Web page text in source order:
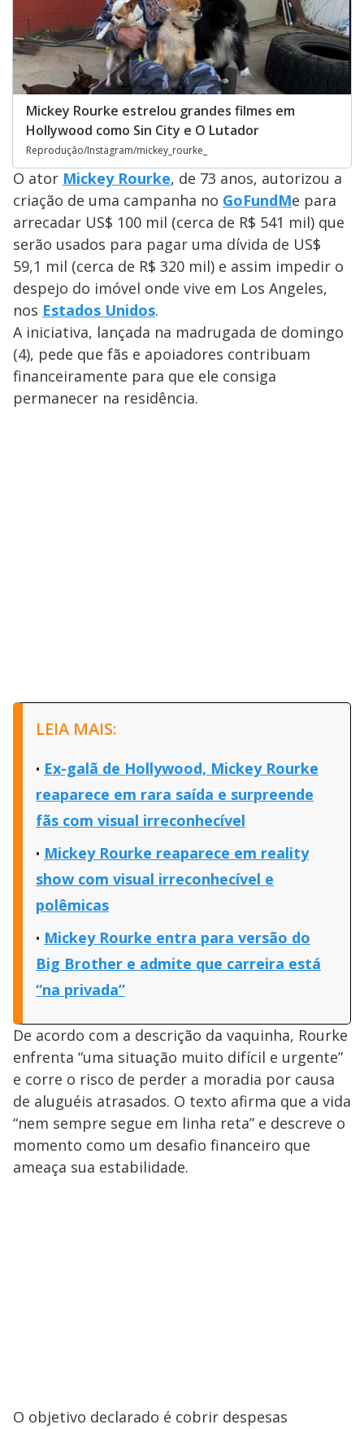
Mickey Rourke estrelou grandes filmes em
Hollywood como Sin City e O Lutador
Reprodução/Instagram/mickey_rourke_
O ator Mickey Rourke, de 73 anos, autorizou a
criação de uma campanha no GoFundMe para
arrecadar US$ 100 mil (cerca de R$ 541 mil) que
serão usados para pagar uma dívida de US$
59,1 mil (cerca de R$ 320 mil) e assim impedir o
despejo do imóvel onde vive em Los Angeles,
nos Estados Unidos.
A iniciativa, lançada na madrugada de domingo
(4), pede que fãs e apoiadores contribuam
financeiramente para que ele consiga
permanecer na residência.
LEIA MAIS:
Ex-galã de Hollywood, Mickey Rourke
reaparece em rara saída e surpreende
fãs com visual irreconhecível
Mickey Rourke reaparece em reality
show com visual irreconhecível e
polêmicas
Mickey Rourke entra para versão do
Big Brother e admite que carreira está
“na privada”
De acordo com a descrição da vaquinha, Rourke
enfrenta “uma situação muito difícil e urgente”
e corre o risco de perder a moradia por causa
de aluguéis atrasados. O texto afirma que a vida
“nem sempre segue em linha reta” e descreve o
momento como um desafio financeiro que
ameaça sua estabilidade.
O objetivo declarado é cobrir despesas